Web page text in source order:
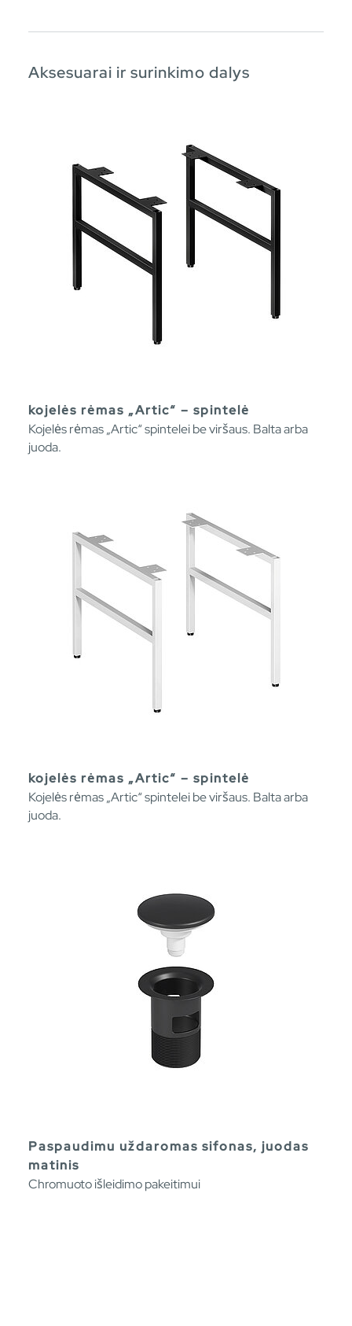
Aksesuarai ir surinkimo dalys
kojelės rėmas „Artic“ – spintelė
Kojelės rėmas „Artic“ spintelei be viršaus. Balta arba
juoda.
kojelės rėmas „Artic“ – spintelė
Kojelės rėmas „Artic“ spintelei be viršaus. Balta arba
juoda.
Paspaudimu uždaromas sifonas, juodas
matinis
Chromuoto išleidimo pakeitimui